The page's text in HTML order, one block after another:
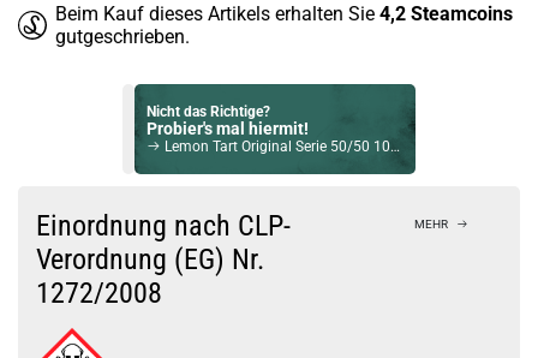
Beim Kauf dieses Artikels erhalten Sie 4,2 Steamcoins
gutgeschrieben.
Nicht das Richtige?
Probier's mal hiermit!
Lemon Tart Original Serie 50/50 10ml Liquids by Dinner Lady 12mg / 10ml
Check das mal!
RandM Tornado Peach Ice NicSalt Liquid 10ml / 10mg
Du willst Kröten sparen?
Schau mal hier!
Einordnung nach CLP-
Verordnung (EG) Nr.
1272/2008
MEHR